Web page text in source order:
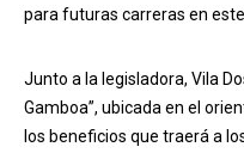
para futuras carreras en
Junto a la legisladora, Vila
Gamboa”, ubicada en el
los beneficios que traerá a